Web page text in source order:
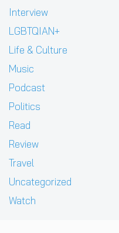
Interview
LGBTQIAN+
Life & Culture
Music
Podcast
Politics
Read
Review
Travel
Uncategorized
Watch